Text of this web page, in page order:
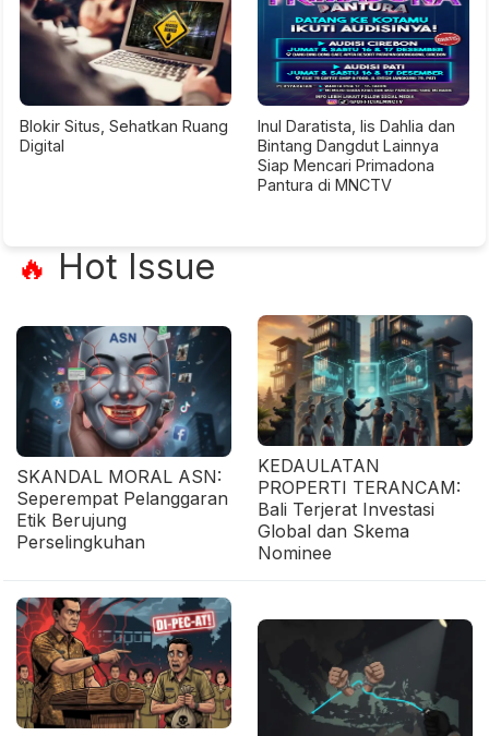
Blokir Situs, Sehatkan Ruang
Digital
Inul Daratista, Iis Dahlia dan
Bintang Dangdut Lainnya
Siap Mencari Primadona
Pantura di MNCTV
🔥 Hot Issue
SKANDAL MORAL ASN:
Seperempat Pelanggaran
Etik Berujung
Perselingkuhan
KEDAULATAN
PROPERTI TERANCAM:
Bali Terjerat Investasi
Global dan Skema
Nominee